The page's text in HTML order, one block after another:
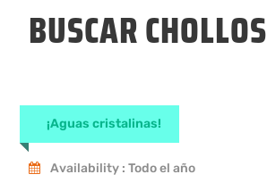
BUSCAR CHOLLOS
¡Aguas cristalinas!
CAP DE CREUS KAYAK
Availability : Todo el año